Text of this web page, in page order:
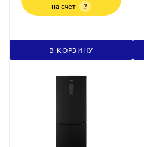
на счет
?
В КОРЗИНУ